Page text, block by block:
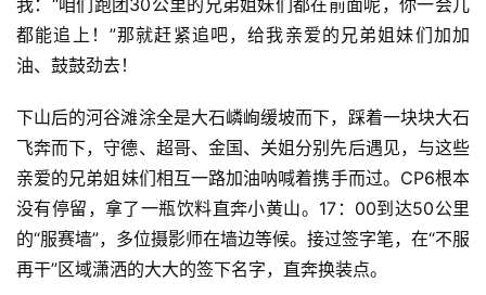
都能追上！”那就赶紧追吧，给我亲爱的兄弟姐妹们加加
油、鼓鼓劲去！
下山后的河谷滩涂全是大石嶙峋缓坡而下，踩着一块块大石
飞奔而下，守德、超哥、金国、关姐分别先后遇见，与这些
亲爱的兄弟姐妹们相互一路加油呐喊着携手而过。CP6根本
没有停留，拿了一瓶饮料直奔小黄山。17：00到达50公里
的“服赛墙”，多位摄影师在墙边等候。接过签字笔，在“不服
再干”区域潇洒的大大的签下名字，直奔换装点。